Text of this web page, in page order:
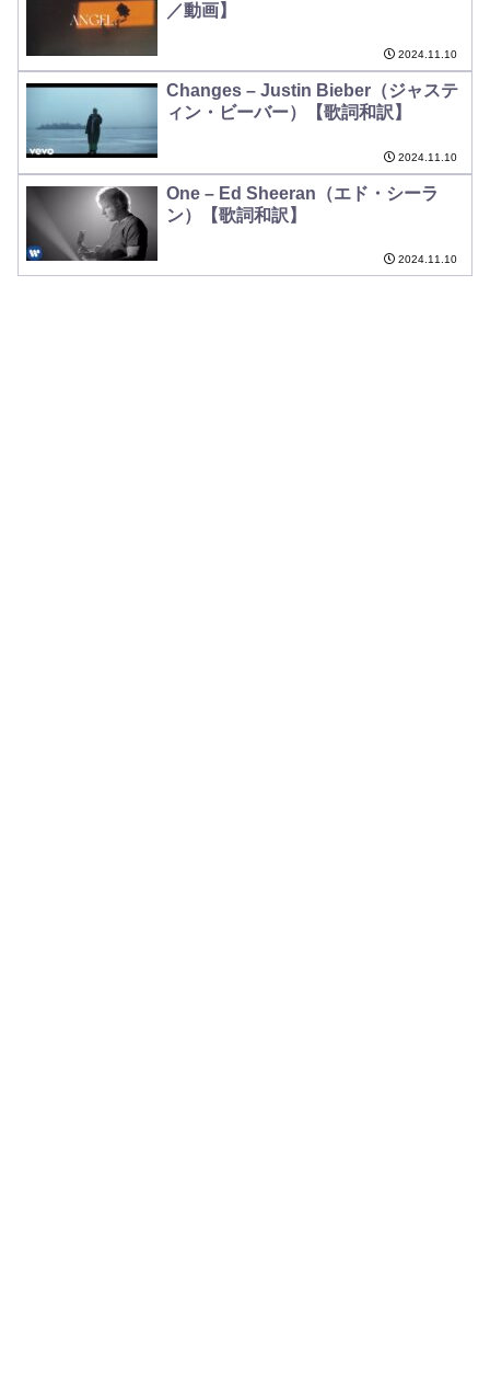
／動画】
2024.11.10
Changes – Justin Bieber（ジャステ
ィン・ビーバー）【歌詞和訳】
2024.11.10
One – Ed Sheeran（エド・シーラ
ン）【歌詞和訳】
2024.11.10